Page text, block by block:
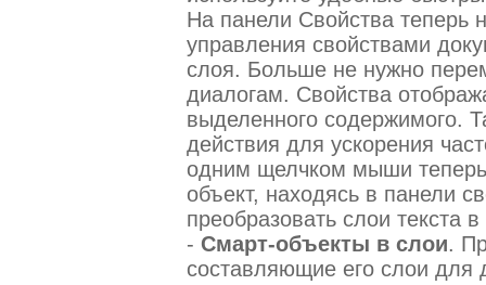
На панели Свойства теперь
управления свойствами
слоя. Больше не нужно
диалогам. Свойства
выделенного содержимого.
действия для ускорения
одним щелчком мыши
объект, находясь в панели
преобразовать слои текста
- Смарт-объекты в слои.
составляющие его слои для